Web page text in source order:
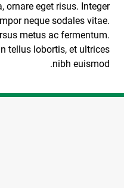
ornare eget risus. Integer
neque sodales vitae.
metus ac fermentum.
tellus lobortis, et ultrices
nibh euismod.